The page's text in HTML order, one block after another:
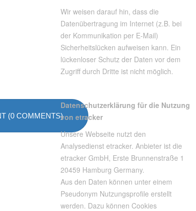
(0 COMMENTS)
Wir weisen darauf hin, dass die
Datenübertragung im Internet (z.B. bei
der Kommunikation per E-Mail)
Sicherheitslücken aufweisen kann. Ein
lückenloser Schutz der Daten vor dem
Zugriff durch Dritte ist nicht möglich.
Datenschutzerklärung für die Nutzung
von etracker
Unsere Webseite nutzt den
Analysedienst etracker. Anbieter ist die
etracker GmbH, Erste Brunnenstraße 1
20459 Hamburg Germany.
Aus den Daten können unter einem
Pseudonym Nutzungsprofile erstellt
werden. Dazu können Cookies